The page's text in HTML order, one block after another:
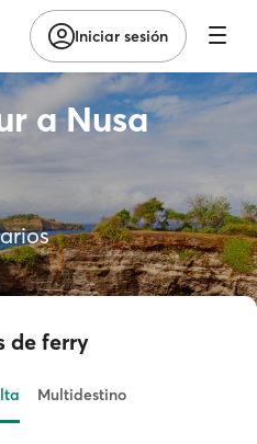
Iniciar sesión
a Nusa
de ferry
Multidestino